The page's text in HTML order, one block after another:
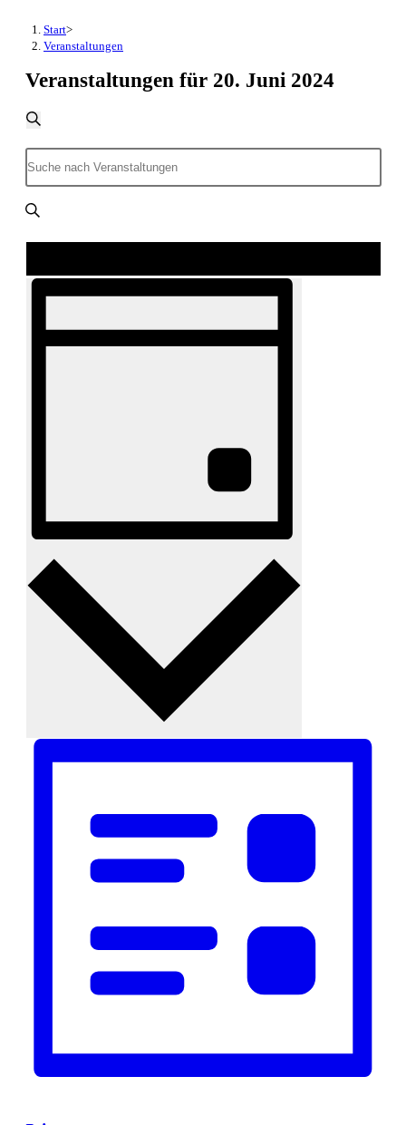
Start>
Veranstaltungen
Veranstaltungen für 20. Juni 2024
Veranstaltungen
Suche
und
Ansichten,
Navigation
Bitte
Schlüsselwort
Suche
nach
Veranstaltung
Navigation